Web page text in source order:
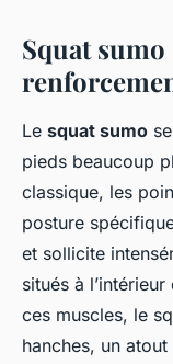
Squat
Le squat sumo
pieds beaucoup
classique, les
posture
et sollicite
situés à
ces muscles, le
hanches, un